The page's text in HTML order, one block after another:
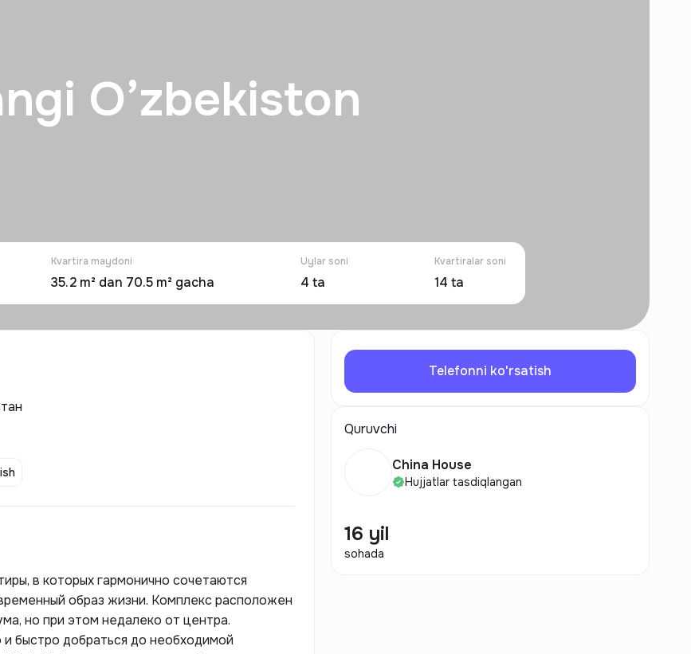
O’zbekiston
Kvartira maydoni
35.2 m² dan 70.5 m² gacha
Uylar soni
4 ta
Kvartiralar soni
14 ta
в которых гармонично сочетаются
образ жизни. Комплекс расположен
но при этом недалеко от центра.
быстро добраться до необходимой
Telefonni ko'rsatish
Quruvchi
China House
Hujjatlar tasdiqlangan
16 yil
sohada